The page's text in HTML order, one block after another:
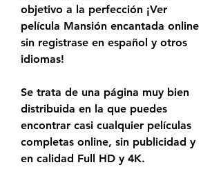
objetivo a la perfección ¡Ver
película Mansión encantada online
sin registrase en español y otros
idiomas!
Se trata de una página muy bien
distribuida en la que puedes
encontrar casi cualquier películas
completas online, sin publicidad y
en calidad Full HD y 4K.